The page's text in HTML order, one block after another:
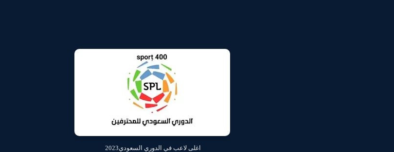
اغلى لاعب في الدوري السعودي2023